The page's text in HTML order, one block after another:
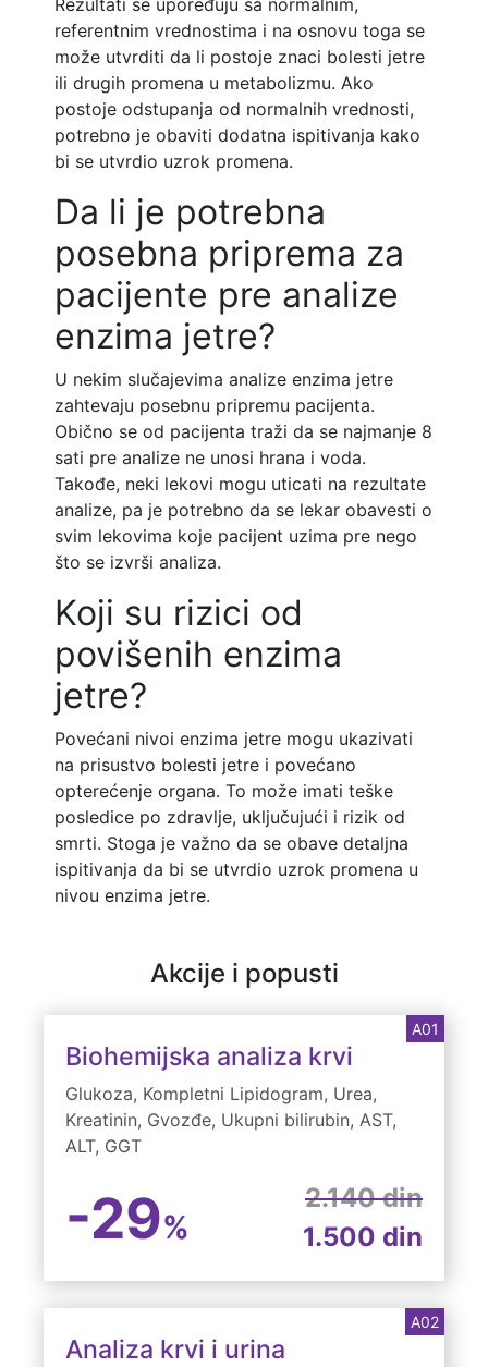
Rezultati se upoređuju sa normalnim,
referentnim vrednostima i na osnovu toga se
može utvrditi da li postoje znaci bolesti jetre
ili drugih promena u metabolizmu. Ako
postoje odstupanja od normalnih vrednosti,
potrebno je obaviti dodatna ispitivanja kako
bi se utvrdio uzrok promena.
Da li je potrebna
posebna priprema za
pacijente pre analize
enzima jetre?
U nekim slučajevima analize enzima jetre
zahtevaju posebnu pripremu pacijenta.
Obično se od pacijenta traži da se najmanje 8
sati pre analize ne unosi hrana i voda.
Takođe, neki lekovi mogu uticati na rezultate
analize, pa je potrebno da se lekar obavesti o
svim lekovima koje pacijent uzima pre nego
što se izvrši analiza.
Koji su rizici od
povišenih enzima
jetre?
Povećani nivoi enzima jetre mogu ukazivati
na prisustvo bolesti jetre i povećano
opterećenje organa. To može imati teške
posledice po zdravlje, uključujući i rizik od
smrti. Stoga je važno da se obave detaljna
ispitivanja da bi se utvrdio uzrok promena u
nivou enzima jetre.
Akcije i popusti
A01
Biohemijska analiza krvi
Glukoza, Kompletni Lipidogram, Urea,
Kreatinin, Gvozđe, Ukupni bilirubin, AST,
ALT, GGT
-29%
2.140 din
1.500 din
A02
Analiza krvi i urina